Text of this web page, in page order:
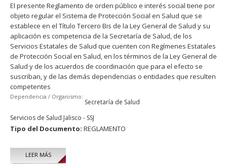
El presente Reglamento de orden público e interés social tiene por
objeto regular el Sistema de Protección Social en Salud que se
establece en el Título Tercero Bis de la Ley General de Salud y su
aplicación es competencia de la Secretaría de Salud, de los
Servicios Estatales de Salud que cuenten con Regímenes Estatales
de Protección Social en Salud, en los términos de la Ley General de
Salud y de los acuerdos de coordinación que para el efecto se
suscriban, y de las demás dependencias o entidades que resulten
competentes
Dependencia / Organismo:
Secretaría de Salud
Servicios de Salud Jalisco - SSJ
Tipo del Documento: REGLAMENTO
LEER MÁS